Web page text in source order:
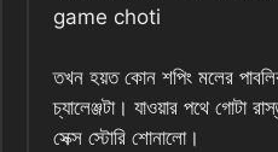
game choti
তখন হয়ত কোন শপিং মলের
চ্যালেঞ্জটা। যাওয়ার পথে গোটা
সেক্স স্টোরি শোনালো।